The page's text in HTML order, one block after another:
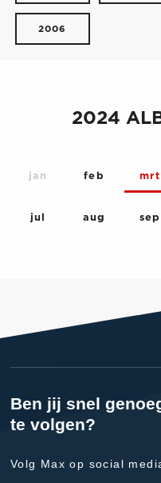
2006
2024
jan feb mrt
jul aug sep
Ben jij snel
te volgen?
Volg Max op social